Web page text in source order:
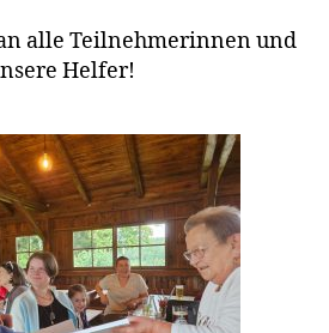
alle Teilnehmerinnen und
Helfer!